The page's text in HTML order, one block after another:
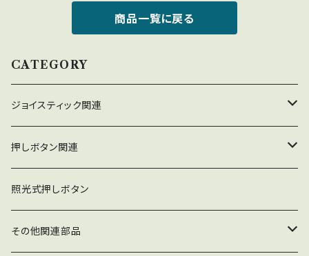
商品一覧に戻る
CATEGORY
ジョイスティック関連
ジョイスティック本体
コネクタ接続型
ファストン端子型
ジョイスティック関連部品
レバーボール
NOBIモデル関連
押しボタン関連
押しボタン_30φ
30φ_ネジ式
押しボタン_24φ
照光式押しボタン
その他関連部品